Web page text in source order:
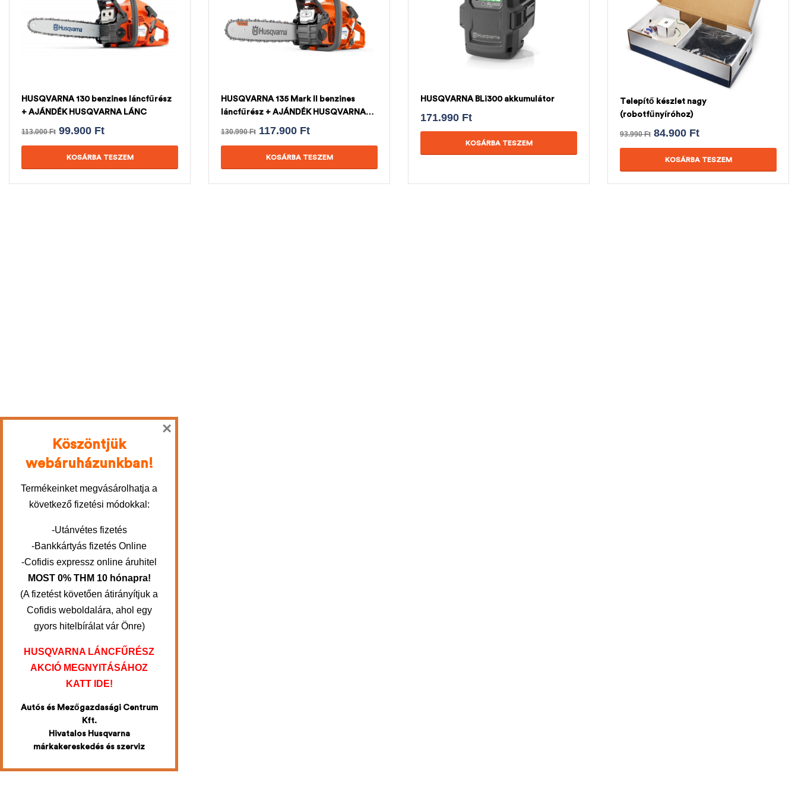
HUSQVARNA 130 benzines láncfűrész
+ AJÁNDÉK HUSQVARNA LÁNC
113.000Ft 99.900 Ft
KOSÁRBA TESZEM
HUSQVARNA 135 Mark II benzines
láncfűrész + AJÁNDÉK HUSQVARNA
130.990Ft 117.900 Ft
KOSÁRBA TESZEM
HUSQVARNA BLi300 akkumulátor
171.990 Ft
KOSÁRBA TESZEM
Telepítő készlet nagy
(robotfűnyíróhoz)
93.990Ft 84.900 Ft
KOSÁRBA TESZEM
Köszöntjük
webáruházunkban!
Termékeinket megvásárolhatja a
következő fizetési módokkal:
-Utánvétes fizetés
-Bankkártyás fizetés Online
-Cofidis expressz online áruhitel
MOST 0% THM 10 hónapra!
(A fizetést követően átirányítjuk a
Cofidis weboldalára, ahol egy
gyors hitelbírálat vár Önre)
HUSQVARNA LÁNCFŰRÉSZ
AKCIÓ MEGNYITÁSÁHOZ
KATT IDE!
Autós és Mezőgazdasági Centrum
Kft.
Hivatalos Husqvarna
márkakereskedés és szerviz
×